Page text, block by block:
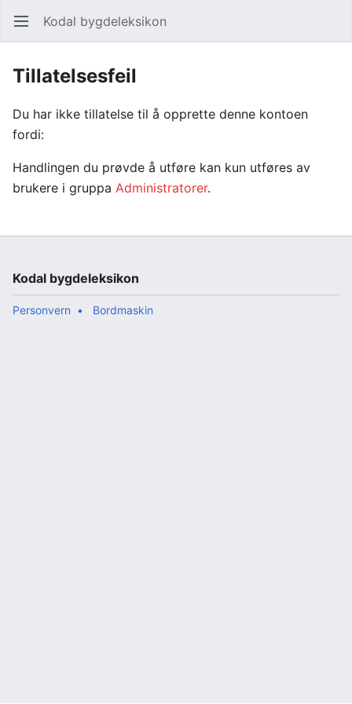
Åpne hovedmenyen Kodal bygdeleksikon
Tillatelsesfeil
Du har ikke tillatelse til å opprette denne kontoen
fordi:
Handlingen du prøvde å utføre kan kun utføres av
brukere i gruppa Administratorer.
Kodal bygdeleksikon
Personvern Bordmaskin